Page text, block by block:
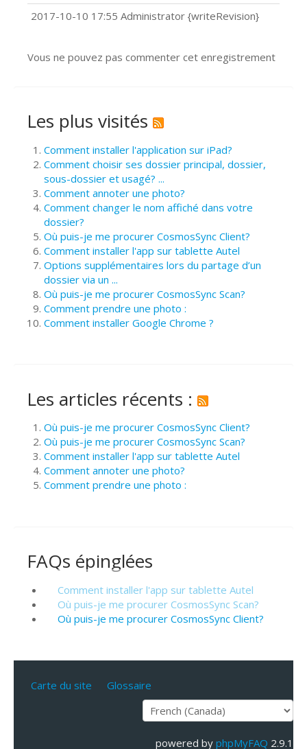
Comment installer Google Chrome ?
2017-10-10 17:55 Administrator {writeRevision}
Vous ne pouvez pas commenter cet enregistrement
Les plus visités
Comment installer l'application sur iPad?
Comment choisir ses dossier principal, dossier,
sous-dossier et usagé? ...
Comment annoter une photo?
Comment changer le nom affiché dans votre
dossier?
Où puis-je me procurer CosmosSync Client?
Comment installer l'app sur tablette Autel
Options supplémentaires lors du partage d’un
dossier via un ...
Où puis-je me procurer CosmosSync Scan?
Comment prendre une photo :
Comment installer Google Chrome ?
Les articles récents :
Où puis-je me procurer CosmosSync Client?
Où puis-je me procurer CosmosSync Scan?
Comment installer l'app sur tablette Autel
Comment annoter une photo?
Comment prendre une photo :
FAQs épinglées
Comment installer l'app sur tablette Autel
Où puis-je me procurer CosmosSync Scan?
Où puis-je me procurer CosmosSync Client?
Carte du site Glossaire
powered by phpMyFAQ 2.9.1